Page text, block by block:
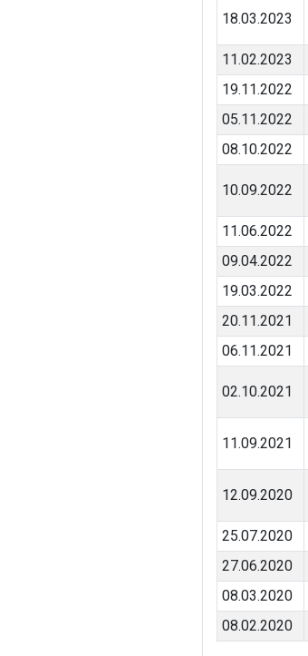
18.03.2023
11.02.2023
19.11.2022
05.11.2022
08.10.2022
10.09.2022
11.06.2022
09.04.2022
19.03.2022
20.11.2021
06.11.2021
02.10.2021
11.09.2021
12.09.2020
25.07.2020
27.06.2020
08.03.2020
08.02.2020